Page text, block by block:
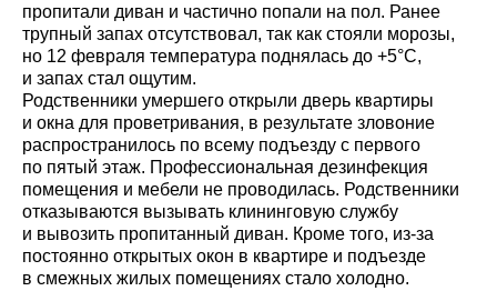
пропитали диван и частично попали на пол. Ранее
трупный запах отсутствовал, так как стояли морозы,
но 12 февраля температура поднялась до +5°C,
и запах стал ощутим.
Родственники умершего открыли дверь квартиры
и окна для проветривания, в результате зловоние
распространилось по всему подъезду с первого
по пятый этаж. Профессиональная дезинфекция
помещения и мебели не проводилась. Родственники
отказываются вызывать клининговую службу
и вывозить пропитанный диван. Кроме того, из-за
постоянно открытых окон в квартире и подъезде
в смежных жилых помещениях стало холодно.